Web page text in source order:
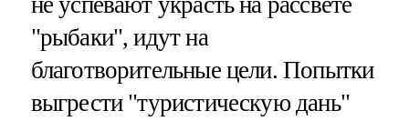
"рыбаки", идут на
благотворительные цели. Попытки
выгрести "туристическую дань"